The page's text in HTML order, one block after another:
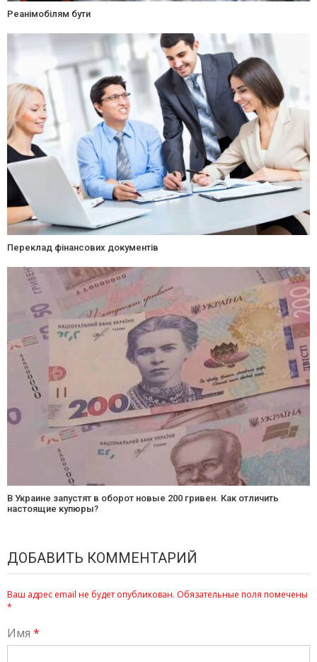
Реанімобілям бути
Переклад фінансових документів
В Украине запустят в оборот новые 200 гривен. Как отличить
настоящие купюры?
ДОБАВИТЬ КОММЕНТАРИЙ
Ваш адрес email не будет опубликован. Обязательные поля помечены
*
Имя *